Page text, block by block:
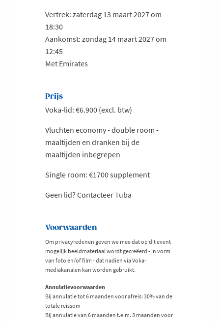
Vertrek: zaterdag 13 maart 2027 om
18:30
Aankomst: zondag 14 maart 2027 om
12:45
Met Emirates
Prijs
Voka-lid: €6.900 (excl. btw)
Vluchten economy - double room -
maaltijden en dranken bij de
maaltijden inbegrepen
Single room: €1700 supplement
Geen lid? Contacteer Tuba
Voorwaarden
Om privacyredenen geven we mee dat op dit event
mogelijk beeldmateriaal wordt gecreëerd - in vorm
van foto en/of film - dat nadien via Voka-
mediakanalen kan worden gebruikt.
Annulatievoorwaarden
Bij annulatie tot 6 maanden voor afreis: 30% van de
totale reissom
Bij annulatie van 6 maanden t.e.m. 3 maanden voor